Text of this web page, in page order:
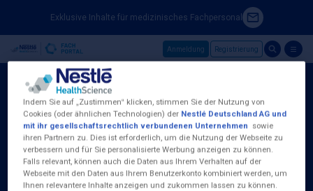
Skip to main content
Exklusive Inhalte für medizinisches Fachpersonal
Anmeldung Registrierung
Nestlé Health Science (Deutschland) GmbH
Baseler Straße 46
D-60329 Frankfurt am Main
Tel.:0800 100 16 35
Indem Sie auf „Zustimmen“ klicken, stimmen Sie der Nutzung von
Cookies (oder ähnlichen Technologien) der Nestlé Deutschland AG und
mit ihr gesellschaftsrechtlich verbundenen Unternehmen sowie
ihren Partnern zu. Dies ist erforderlich, um die Nutzung der Webseite zu
verbessern und für Sie personalisierte Werbung anzeigen zu können.
Falls relevant, können auch die Daten aus Ihrem Verhalten auf der
Webseite mit den Daten aus Ihrem Benutzerkonto kombiniert werden, um
Ihnen relevantere Inhalte anzeigen und zukommen lassen zu können.